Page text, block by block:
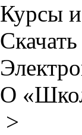
Курсы
Скачать
О
>